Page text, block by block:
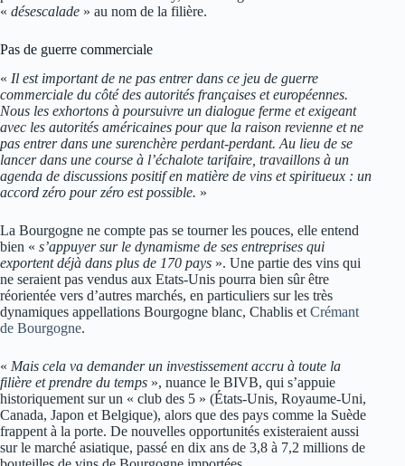
« désescalade » au nom de la filière.
Pas de guerre commerciale
« Il est important de ne pas entrer dans ce jeu de guerre
commerciale du côté des autorités françaises et européennes.
Nous les exhortons à poursuivre un dialogue ferme et exigeant
avec les autorités américaines pour que la raison revienne et ne
pas entrer dans une surenchère perdant-perdant. Au lieu de se
lancer dans une course à l’échalote tarifaire, travaillons à un
agenda de discussions positif en matière de vins et spiritueux : un
accord zéro pour zéro est possible. »
La Bourgogne ne compte pas se tourner les pouces, elle entend
bien « s’appuyer sur le dynamisme de ses entreprises qui
exportent déjà dans plus de 170 pays ». Une partie des vins qui
ne seraient pas vendus aux Etats-Unis pourra bien sûr être
réorientée vers d’autres marchés, en particuliers sur les très
dynamiques appellations Bourgogne blanc, Chablis et Crémant
de Bourgogne.
« Mais cela va demander un investissement accru à toute la
filière et prendre du temps », nuance le BIVB, qui s’appuie
historiquement sur un « club des 5 » (États-Unis, Royaume-Uni,
Canada, Japon et Belgique), alors que des pays comme la Suède
frappent à la porte. De nouvelles opportunités existeraient aussi
sur le marché asiatique, passé en dix ans de 3,8 à 7,2 millions de